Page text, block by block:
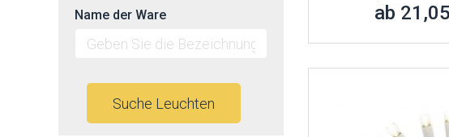
ab
Name der Ware
Suche Leuchten